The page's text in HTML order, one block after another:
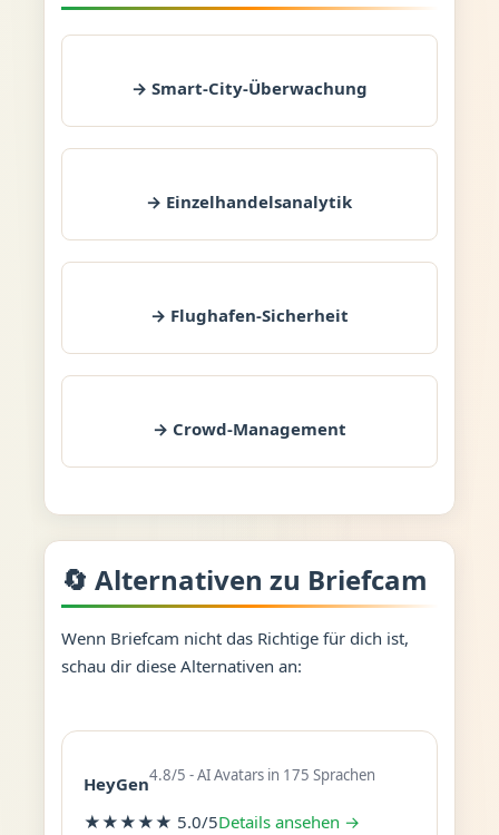
→ Smart-City-Überwachung
→ Einzelhandelsanalytik
→ Flughafen-Sicherheit
→ Crowd-Management
🔄 Alternativen zu Briefcam
Wenn Briefcam nicht das Richtige für dich ist,
schau dir diese Alternativen an:
HeyGen4.8/5 - AI Avatars in 175 Sprachen
★★★★★ 5.0/5Details ansehen →